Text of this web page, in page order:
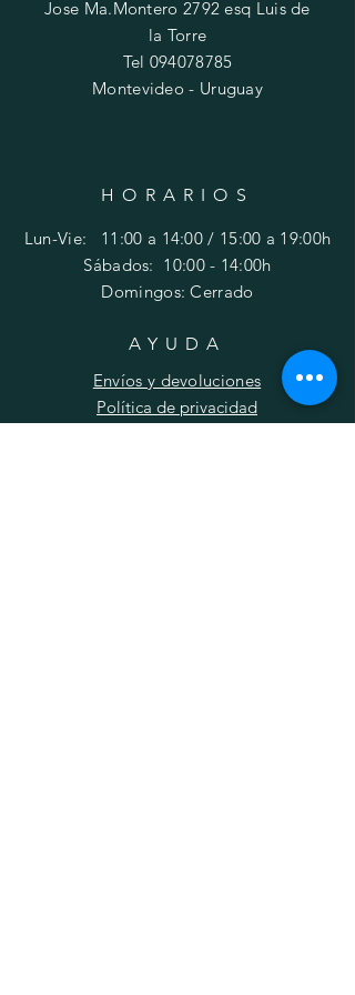
Jose Ma.Montero 2792 esq Luis de
la Torre
Tel 094078785
Montevideo - Uruguay
HORARIOS
Lun-Vie: 11:00 a 14:00 / 15:00 a 19:00h
​​Sábados: 10:00 - 14:00h
Domingos: Cerrado
AYUDA
Envíos y devoluciones
Política de privacidad